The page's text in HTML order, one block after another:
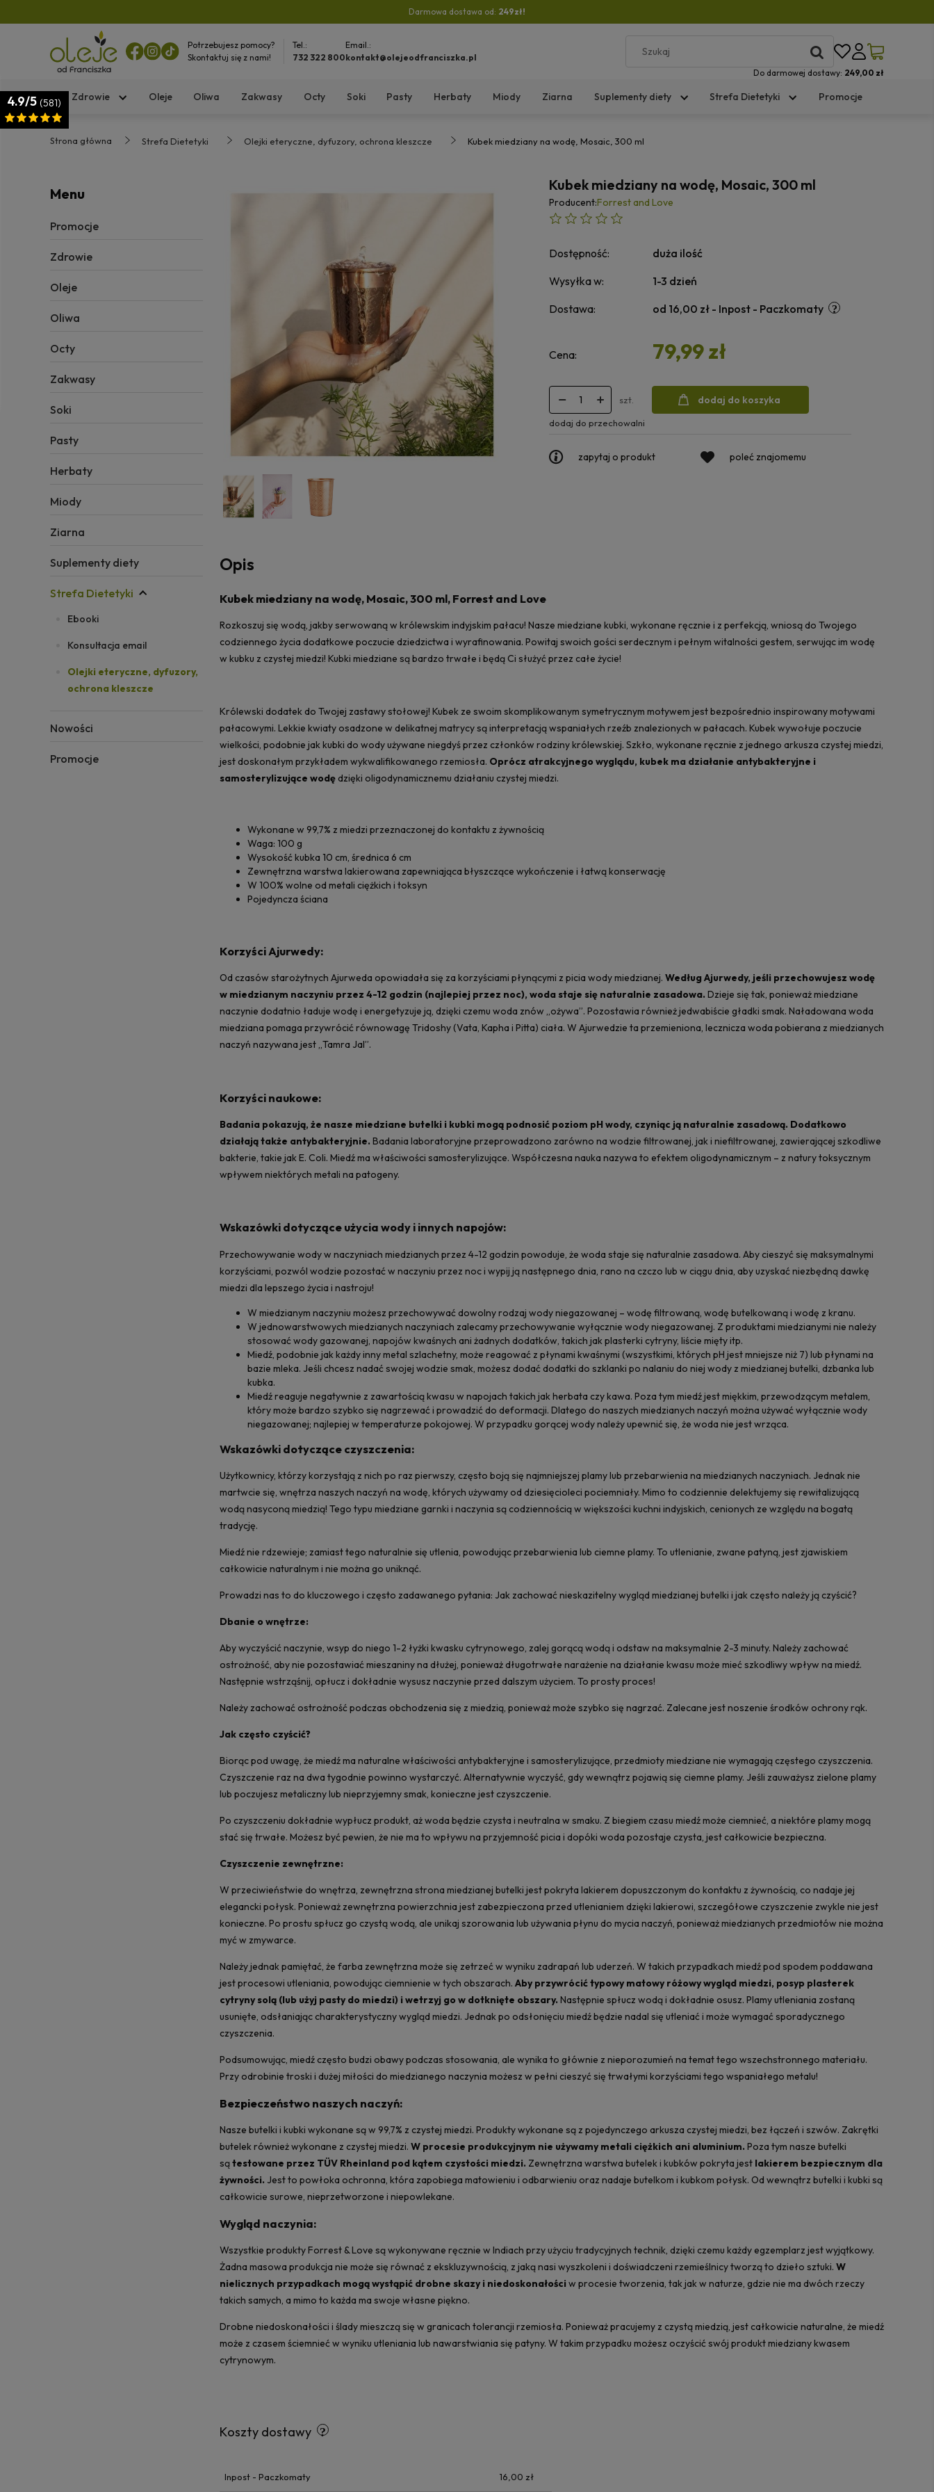
Darmowa dostawa od: 249zł!
Potrzebujesz pomocy?
Skontaktuj się z nami!
Tel.:
732 322 800
Email.:
kontakt@olejeodfranciszka.pl
Do darmowej dostawy: 249,00 zł
Zdrowie Oleje Oliwa Zakwasy Octy Soki Pasty Herbaty Miody Ziarna Suplementy diety Strefa Dietetyki Promocje
Strona główna Strefa Dietetyki Olejki eteryczne, dyfuzory, ochrona kleszcze Kubek miedziany na wodę, Mosaic, 300 ml
Menu
Promocje
Zdrowie
Oleje
Oliwa
Octy
Zakwasy
Soki
Pasty
Herbaty
Miody
Ziarna
Suplementy diety
Strefa Dietetyki
Ebooki
Konsultacja email
Olejki eteryczne, dyfuzory,
ochrona kleszcze
Nowości
Promocje
Kubek miedziany na wodę, Mosaic, 300 ml
Producent:Forrest and Love
Dostępność:
duża ilość
Wysyłka w:
1-3 dzień
Dostawa:
od 16,00 zł - Inpost - Paczkomaty
Cena: 79,99 zł
szt. dodaj do koszyka
dodaj do przechowalni
zapytaj o produkt poleć znajomemu
Opis
Kubek miedziany na wodę, Mosaic, 300 ml, Forrest and Love
Rozkoszuj się wodą, jakby serwowaną w królewskim indyjskim pałacu! Nasze miedziane kubki, wykonane ręcznie i z perfekcją, wniosą do Twojego
codziennego życia dodatkowe poczucie dziedzictwa i wyrafinowania. Powitaj swoich gości serdecznym i pełnym witalności gestem, serwując im wodę
w kubku z czystej miedzi! Kubki miedziane są bardzo trwałe i będą Ci służyć przez całe życie!
Królewski dodatek do Twojej zastawy stołowej! Kubek ze swoim skomplikowanym symetrycznym motywem jest bezpośrednio inspirowany motywami
pałacowymi. Lekkie kwiaty osadzone w delikatnej matrycy są interpretacją wspaniałych rzeźb znalezionych w pałacach. Kubek wywołuje poczucie
wielkości, podobnie jak kubki do wody używane niegdyś przez członków rodziny królewskiej. Szkło, wykonane ręcznie z jednego arkusza czystej miedzi,
jest doskonałym przykładem wykwalifikowanego rzemiosła. Oprócz atrakcyjnego wyglądu, kubek ma działanie antybakteryjne i
samosterylizujące wodędzięki oligodynamicznemu działaniu czystej miedzi.
Wykonane w 99,7% z miedzi przeznaczonej do kontaktu z żywnością
Waga: 100 g
Wysokość kubka 10 cm, średnica 6 cm
Zewnętrzna warstwa lakierowana zapewniająca błyszczące wykończenie i łatwą konserwację
W 100% wolne od metali ciężkich i toksyn
Pojedyncza ściana
Korzyści Ajurwedy:
Od czasów starożytnych Ajurweda opowiadała się za korzyściami płynącymi z picia wody miedzianej. Według Ajurwedy, jeśli przechowujesz wodę
w miedzianym naczyniu przez 4-12 godzin (najlepiej przez noc), woda staje się naturalnie zasadowa. Dzieje się tak, ponieważ miedziane
naczynie dodatnio ładuje wodę i energetyzuje ją, dzięki czemu woda znów „ożywa”. Pozostawia również jedwabiście gładki smak. Naładowana woda
miedziana pomaga przywrócić równowagę Tridoshy (Vata, Kapha i Pitta) ciała. W Ajurwedzie ta przemieniona, lecznicza woda pobierana z miedzianych
naczyń nazywana jest „Tamra Jal”.
Korzyści naukowe:
Badania pokazują, że nasze miedziane butelki i kubki mogą podnosić poziom pH wody, czyniąc ją naturalnie zasadową. Dodatkowo
działają także antybakteryjnie. Badania laboratoryjne przeprowadzono zarówno na wodzie filtrowanej, jak i niefiltrowanej, zawierającej szkodliwe
bakterie, takie jak E. Coli. Miedź ma właściwości samosterylizujące. Współczesna nauka nazywa to efektem oligodynamicznym – z natury toksycznym
wpływem niektórych metali na patogeny.
Wskazówki dotyczące użycia wody i innych napojów:
Przechowywanie wody w naczyniach miedzianych przez 4-12 godzin powoduje, że woda staje się naturalnie zasadowa. Aby cieszyć się maksymalnymi
korzyściami, pozwól wodzie pozostać w naczyniu przez noc i wypij ją następnego dnia, rano na czczo lub w ciągu dnia, aby uzyskać niezbędną dawkę
miedzi dla lepszego życia i nastroju!
W miedzianym naczyniu możesz przechowywać dowolny rodzaj wody niegazowanej – wodę filtrowaną, wodę butelkowaną i wodę z kranu.
W jednowarstwowych miedzianych naczyniach zalecamy przechowywanie wyłącznie wody niegazowanej. Z produktami miedzianymi nie należy
stosować wody gazowanej, napojów kwaśnych ani żadnych dodatków, takich jak plasterki cytryny, liście mięty itp.
Miedź, podobnie jak każdy inny metal szlachetny, może reagować z płynami kwaśnymi (wszystkimi, których pH jest mniejsze niż 7) lub płynami na
bazie mleka. Jeśli chcesz nadać swojej wodzie smak, możesz dodać dodatki do szklanki po nalaniu do niej wody z miedzianej butelki, dzbanka lub
kubka.
Miedź reaguje negatywnie z zawartością kwasu w napojach takich jak herbata czy kawa. Poza tym miedź jest miękkim, przewodzącym metalem,
który może bardzo szybko się nagrzewać i prowadzić do deformacji. Dlatego do naszych miedzianych naczyń można używać wyłącznie wody
niegazowanej; najlepiej w temperaturze pokojowej. W przypadku gorącej wody należy upewnić się, że woda nie jest wrząca.
Wskazówki dotyczące czyszczenia:
Użytkownicy, którzy korzystają z nich po raz pierwszy, często boją się najmniejszej plamy lub przebarwienia na miedzianych naczyniach. Jednak nie
martwcie się, wnętrza naszych naczyń na wodę, których używamy od dziesięcioleci pociemniały. Mimo to codziennie delektujemy się rewitalizującą
wodą nasyconą miedzią! Tego typu miedziane garnki i naczynia są codziennością w większości kuchni indyjskich, cenionych ze względu na bogatą
tradycję.
Miedź nie rdzewieje; zamiast tego naturalnie się utlenia, powodując przebarwienia lub ciemne plamy. To utlenianie, zwane patyną, jest zjawiskiem
całkowicie naturalnym i nie można go uniknąć.
Prowadzi nas to do kluczowego i często zadawanego pytania: Jak zachować nieskazitelny wygląd miedzianej butelki i jak często należy ją czyścić?
Dbanie o wnętrze:
Aby wyczyścić naczynie, wsyp do niego 1-2 łyżki kwasku cytrynowego, zalej gorącą wodą i odstaw na maksymalnie 2-3 minuty. Należy zachować
ostrożność, aby nie pozostawiać mieszaniny na dłużej, ponieważ długotrwałe narażenie na działanie kwasu może mieć szkodliwy wpływ na miedź.
Następnie wstrząśnij, opłucz i dokładnie wysusz naczynie przed dalszym użyciem. To prosty proces!
Należy zachować ostrożność podczas obchodzenia się z miedzią, ponieważ może szybko się nagrzać. Zalecane jest noszenie środków ochrony rąk.
Jak często czyścić?
Biorąc pod uwagę, że miedź ma naturalne właściwości antybakteryjne i samosterylizujące, przedmioty miedziane nie wymagają częstego czyszczenia.
Czyszczenie raz na dwa tygodnie powinno wystarczyć. Alternatywnie wyczyść, gdy wewnątrz pojawią się ciemne plamy. Jeśli zauważysz zielone plamy
lub poczujesz metaliczny lub nieprzyjemny smak, konieczne jest czyszczenie.
Po czyszczeniu dokładnie wypłucz produkt, aż woda będzie czysta i neutralna w smaku. Z biegiem czasu miedź może ciemnieć, a niektóre plamy mogą
stać się trwałe. Możesz być pewien, że nie ma to wpływu na przyjemność picia i dopóki woda pozostaje czysta, jest całkowicie bezpieczna.
Czyszczenie zewnętrzne:
W przeciwieństwie do wnętrza, zewnętrzna strona miedzianej butelki jest pokryta lakierem dopuszczonym do kontaktu z żywnością, co nadaje jej
elegancki połysk. Ponieważ zewnętrzna powierzchnia jest zabezpieczona przed utlenianiem dzięki lakierowi, szczegółowe czyszczenie zwykle nie jest
konieczne. Po prostu spłucz go czystą wodą, ale unikaj szorowania lub używania płynu do mycia naczyń, ponieważ miedzianych przedmiotów nie można
myć w zmywarce.
Należy jednak pamiętać, że farba zewnętrzna może się zetrzeć w wyniku zadrapań lub uderzeń. W takich przypadkach miedź pod spodem poddawana
jest procesowi utleniania, powodując ciemnienie w tych obszarach. Aby przywrócić typowy matowy różowy wygląd miedzi, posyp plasterek
cytryny solą (lub użyj pasty do miedzi) i wetrzyj go w dotknięte obszary. Następnie spłucz wodą i dokładnie osusz. Plamy utleniania zostaną
usunięte, odsłaniając charakterystyczny wygląd miedzi. Jednak po odsłonięciu miedź będzie nadal się utleniać i może wymagać sporadycznego
czyszczenia.
Podsumowując, miedź często budzi obawy podczas stosowania, ale wynika to głównie z nieporozumień na temat tego wszechstronnego materiału.
Przy odrobinie troski i dużej miłości do miedzianego naczynia możesz w pełni cieszyć się trwałymi korzyściami tego wspaniałego metalu!
Bezpieczeństwo naszych naczyń:
Nasze butelki i kubki wykonane są w 99,7% z czystej miedzi. Produkty wykonane są z pojedynczego arkusza czystej miedzi, bez łączeń i szwów. Zakrętki
butelek również wykonane z czystej miedzi. W procesie produkcyjnym nie używamy metali ciężkich ani aluminium. Poza tym nasze butelki
sątestowane przez TÜV Rheinland pod kątem czystości miedzi. Zewnętrzna warstwa butelek i kubków pokryta jest lakierem bezpiecznym dla
żywności. Jest to powłoka ochronna, która zapobiega matowieniu i odbarwieniu oraz nadaje butelkom i kubkom połysk. Od wewnątrz butelki i kubki są
całkowicie surowe, nieprzetworzone i niepowlekane.
Wygląd naczynia:
Wszystkie produkty Forrest & Love są wykonywane ręcznie w Indiach przy użyciu tradycyjnych technik, dzięki czemu każdy egzemplarz jest wyjątkowy.
Żadna masowa produkcja nie może się równać z ekskluzywnością, z jaką nasi wyszkoleni i doświadczeni rzemieślnicy tworzą to dzieło sztuki. W
nielicznych przypadkach mogą wystąpić drobne skazy i niedoskonałości w procesie tworzenia, tak jak w naturze, gdzie nie ma dwóch rzeczy
takich samych, a mimo to każda ma swoje własne piękno.
Drobne niedoskonałości i ślady mieszczą się w granicach tolerancji rzemiosła. Ponieważ pracujemy z czystą miedzią, jest całkowicie naturalne, że miedź
może z czasem ściemnieć w wyniku utleniania lub nawarstwiania się patyny. W takim przypadku możesz oczyścić swój produkt miedziany kwasem
cytrynowym.
Koszty dostawy
Inpost - Paczkomaty 16,00 zł
4.9/5 (581)